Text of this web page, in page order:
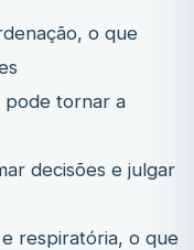
o que
pode tornar a
decisões e julgar
respiratória, o que